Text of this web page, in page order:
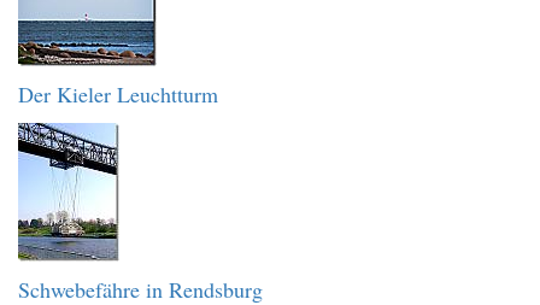
Der Kieler Leuchtturm
Schwebefähre in Rendsburg